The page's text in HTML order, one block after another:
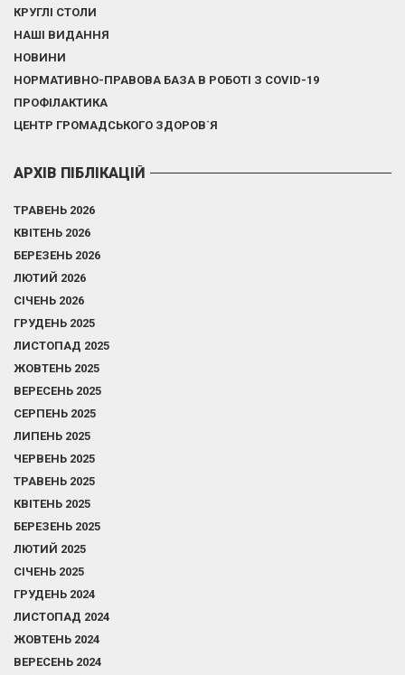
КРУГЛІ СТОЛИ
НАШІ ВИДАННЯ
НОВИНИ
НОРМАТИВНО-ПРАВОВА БАЗА В РОБОТІ З COVID-19
ПРОФІЛАКТИКА
ЦЕНТР ГРОМАДСЬКОГО ЗДОРОВ`Я
АРХІВ ПІБЛІКАЦІЙ
ТРАВЕНЬ 2026
КВІТЕНЬ 2026
БЕРЕЗЕНЬ 2026
ЛЮТИЙ 2026
СІЧЕНЬ 2026
ГРУДЕНЬ 2025
ЛИСТОПАД 2025
ЖОВТЕНЬ 2025
ВЕРЕСЕНЬ 2025
СЕРПЕНЬ 2025
ЛИПЕНЬ 2025
ЧЕРВЕНЬ 2025
ТРАВЕНЬ 2025
КВІТЕНЬ 2025
БЕРЕЗЕНЬ 2025
ЛЮТИЙ 2025
СІЧЕНЬ 2025
ГРУДЕНЬ 2024
ЛИСТОПАД 2024
ЖОВТЕНЬ 2024
ВЕРЕСЕНЬ 2024